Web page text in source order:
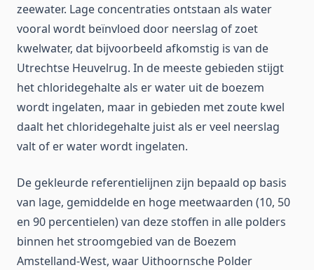
zeewater. Lage concentraties ontstaan als water
vooral wordt beïnvloed door neerslag of zoet
kwelwater, dat bijvoorbeeld afkomstig is van de
Utrechtse Heuvelrug. In de meeste gebieden stijgt
het chloridegehalte als er water uit de boezem
wordt ingelaten, maar in gebieden met zoute kwel
daalt het chloridegehalte juist als er veel neerslag
valt of er water wordt ingelaten.
De gekleurde referentielijnen zijn bepaald op basis
van lage, gemiddelde en hoge meetwaarden (10, 50
en 90 percentielen) van deze stoffen in alle polders
binnen het stroomgebied van de Boezem
Amstelland-West, waar Uithoornsche Polder